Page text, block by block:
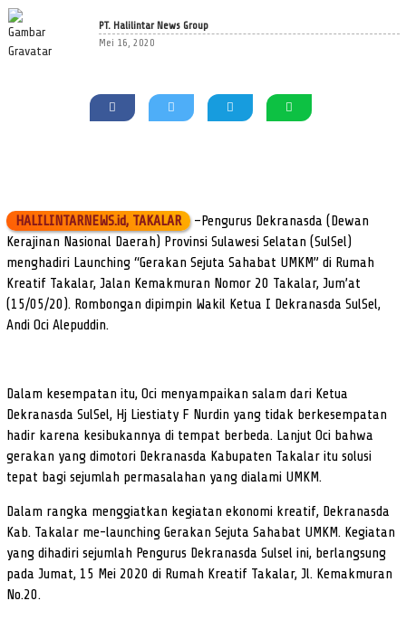
PT. Halilintar News Group
Mei 16, 2020
HALILINTARNEWS.id, TAKALAR –Pengurus Dekranasda (Dewan
Kerajinan Nasional Daerah) Provinsi Sulawesi Selatan (SulSel)
menghadiri Launching “Gerakan Sejuta Sahabat UMKM” di Rumah
Kreatif Takalar, Jalan Kemakmuran Nomor 20 Takalar, Jum’at
(15/05/20). Rombongan dipimpin Wakil Ketua I Dekranasda SulSel,
Andi Oci Alepuddin.
Dalam kesempatan itu, Oci menyampaikan salam dari Ketua
Dekranasda SulSel, Hj Liestiaty F Nurdin yang tidak berkesempatan
hadir karena kesibukannya di tempat berbeda. Lanjut Oci bahwa
gerakan yang dimotori Dekranasda Kabupaten Takalar itu solusi
tepat bagi sejumlah permasalahan yang dialami UMKM.
Dalam rangka menggiatkan kegiatan ekonomi kreatif, Dekranasda
Kab. Takalar me-launching Gerakan Sejuta Sahabat UMKM. Kegiatan
yang dihadiri sejumlah Pengurus Dekranasda Sulsel ini, berlangsung
pada Jumat, 15 Mei 2020 di Rumah Kreatif Takalar, Jl. Kemakmuran
No.20.